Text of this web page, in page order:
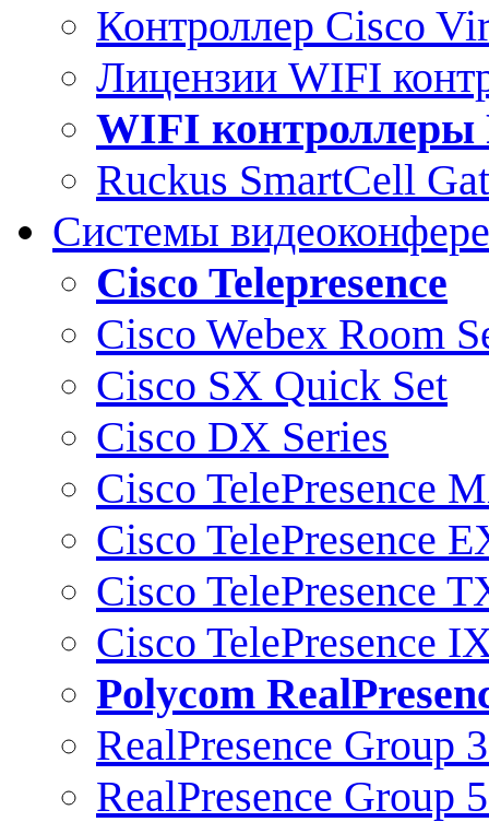
Контроллер Cisco
Лицензии WIFI
WIFI контроллеры
Ruckus SmartCell
Системы
Cisco Telepresence
Cisco Webex Room
Cisco SX Quick Set
Cisco DX Series
Cisco TelePresence
Cisco TelePresence
Cisco TelePresence
Cisco TelePresence
Polycom
RealPresence Group
RealPresence Group